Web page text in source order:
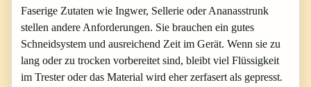
Faserige Zutaten wie Ingwer, Sellerie oder Ananasstrunk
stellen andere Anforderungen. Sie brauchen ein gutes
Schneidsystem und ausreichend Zeit im Gerät. Wenn sie zu
lang oder zu trocken vorbereitet sind, bleibt viel Flüssigkeit
im Trester oder das Material wird eher zerfasert als gepresst.